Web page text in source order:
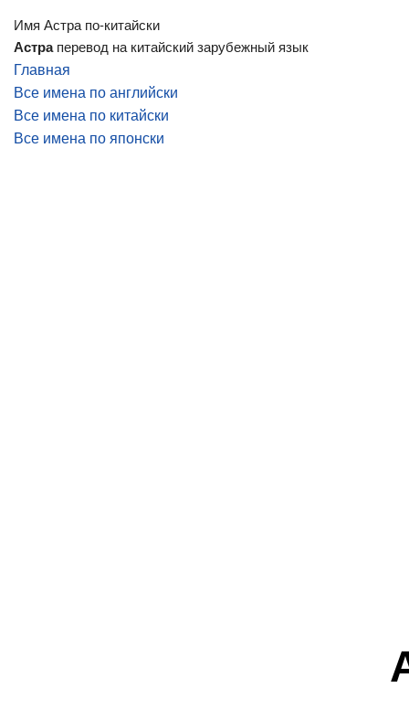
Имя Астра по-китайски
Астраперевод на китайский зарубежный язык
Главная
Все имена по английски
Все имена по китайски
Все имена по японски